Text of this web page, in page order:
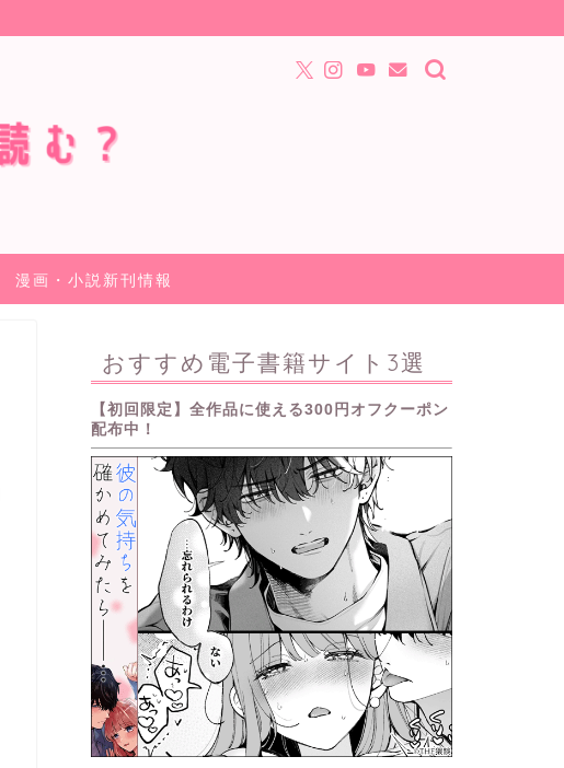
漫画・小説新刊情報
おすすめ電子書籍サイト3選
【初回限定】全作品に使える300円オフクーポン
配布中！